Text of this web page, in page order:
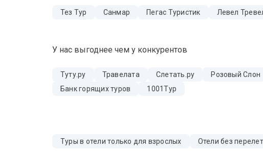
Тез Тур Санмар Пегас Туристик Левел
У нас выгоднее чем у конкурентов
Туту.ру Травелата Слетать.ру Розовый Слон
Банк горящих туров
1001Тур
Туры в отели только для взрослых Отели без